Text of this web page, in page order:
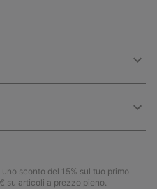
sconto del 15% sul tuo primo
su articoli a prezzo pieno.